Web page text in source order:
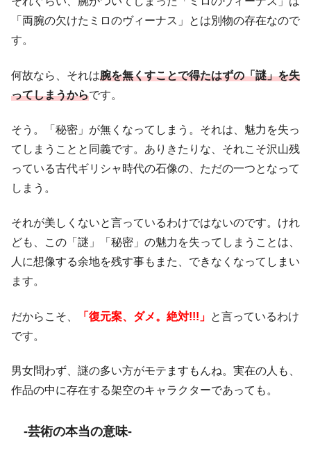
「両腕の欠けたミロのヴィーナス」とは別物の存在なので
す。
何故なら、それは腕を無くすことで得たはずの「謎」を失
ってしまうからです。
そう。「秘密」が無くなってしまう。それは、魅力を失っ
てしまうことと同義です。ありきたりな、それこそ沢山残
っている古代ギリシャ時代の石像の、ただの一つとなって
しまう。
それが美しくないと言っているわけではないのです。けれ
ども、この「謎」「秘密」の魅力を失ってしまうことは、
人に想像する余地を残す事もまた、できなくなってしまい
ます。
だからこそ、 「復元案、ダメ。絶対!!!」 と言っているわけ
です。
男女問わず、謎の多い方がモテますもんね。実在の人も、
作品の中に存在する架空のキャラクターであっても。
-芸術の本当の意味-